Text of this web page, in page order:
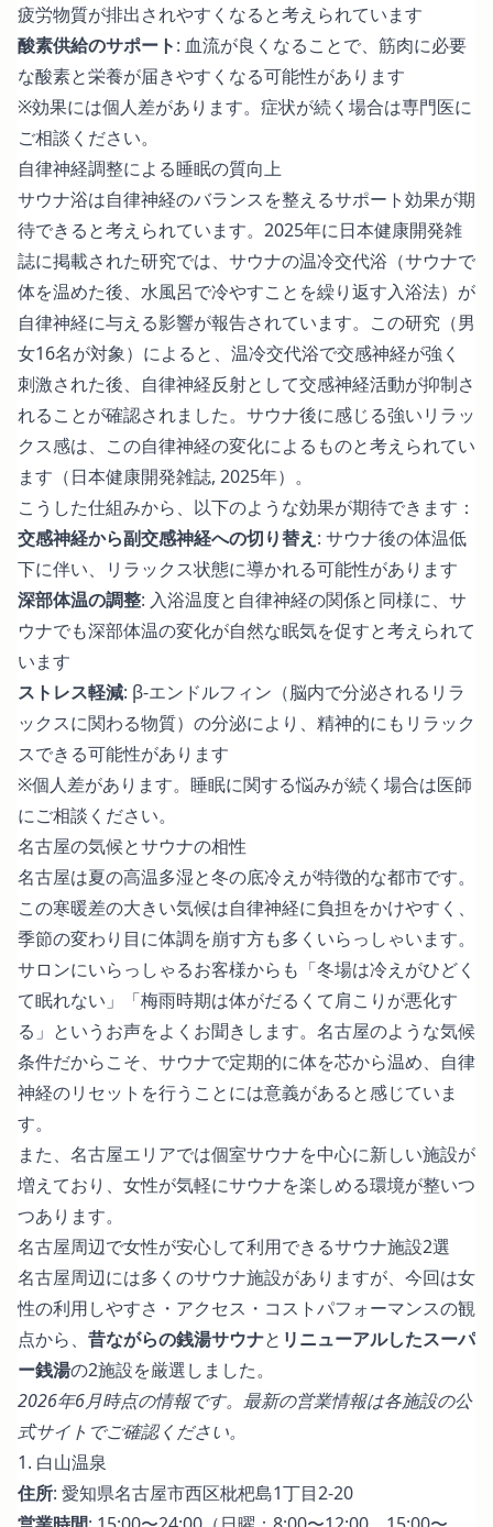
疲労物質が排出されやすくなると考えられています
酸素供給のサポート: 血流が良くなることで、筋肉に必要
な酸素と栄養が届きやすくなる可能性があります
※効果には個人差があります。症状が続く場合は専門医に
ご相談ください。
自律神経調整による睡眠の質向上
サウナ浴は自律神経のバランスを整えるサポート効果が期
待できると考えられています。2025年に日本健康開発雑
誌に掲載された研究では、サウナの温冷交代浴（サウナで
体を温めた後、水風呂で冷やすことを繰り返す入浴法）が
自律神経に与える影響が報告されています。この研究（男
女16名が対象）によると、温冷交代浴で交感神経が強く
刺激された後、自律神経反射として交感神経活動が抑制さ
れることが確認されました。サウナ後に感じる強いリラッ
クス感は、この自律神経の変化によるものと考えられてい
ます（日本健康開発雑誌, 2025年）。
こうした仕組みから、以下のような効果が期待できます：
交感神経から副交感神経への切り替え : サウナ後の体温低
下に伴い、リラックス状態に導かれる可能性があります
深部体温の調整: 入浴温度と自律神経の関係と同様に、サ
ウナでも深部体温の変化が自然な眠気を促すと考えられて
います
ストレス軽減: β-エンドルフィン（脳内で分泌されるリラ
ックスに関わる物質）の分泌により、精神的にもリラック
スできる可能性があります
※個人差があります。睡眠に関する悩みが続く場合は医師
にご相談ください。
名古屋の気候とサウナの相性
名古屋は夏の高温多湿と冬の底冷えが特徴的な都市です。
この寒暖差の大きい気候は自律神経に負担をかけやすく、
季節の変わり目に体調を崩す方も多くいらっしゃいます。
サロンにいらっしゃるお客様からも「冬場は冷えがひどく
て眠れない」「梅雨時期は体がだるくて肩こりが悪化す
る」というお声をよくお聞きします。名古屋のような気候
条件だからこそ、サウナで定期的に体を芯から温め、自律
神経のリセットを行うことには意義があると感じていま
す。
また、名古屋エリアでは個室サウナを中心に新しい施設が
増えており、女性が気軽にサウナを楽しめる環境が整いつ
つあります。
名古屋周辺で女性が安心して利用できるサウナ施設2選
名古屋周辺には多くのサウナ施設がありますが、今回は女
性の利用しやすさ・アクセス・コストパフォーマンスの観
点から、 昔ながらの銭湯サウナと リニューアルしたスーパ
ー銭湯の2施設を厳選しました。
2026年6月時点の情報です。最新の営業情報は各施設の公
式サイトでご確認ください。
1. 白山温泉
住所: 愛知県名古屋市西区枇杷島1丁目2-20